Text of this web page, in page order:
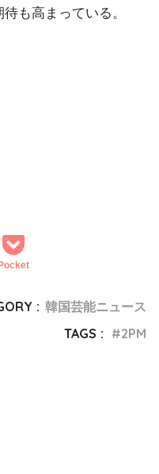
も高まっている。
: 韓国芸能ニュース
TAGS :
2PM